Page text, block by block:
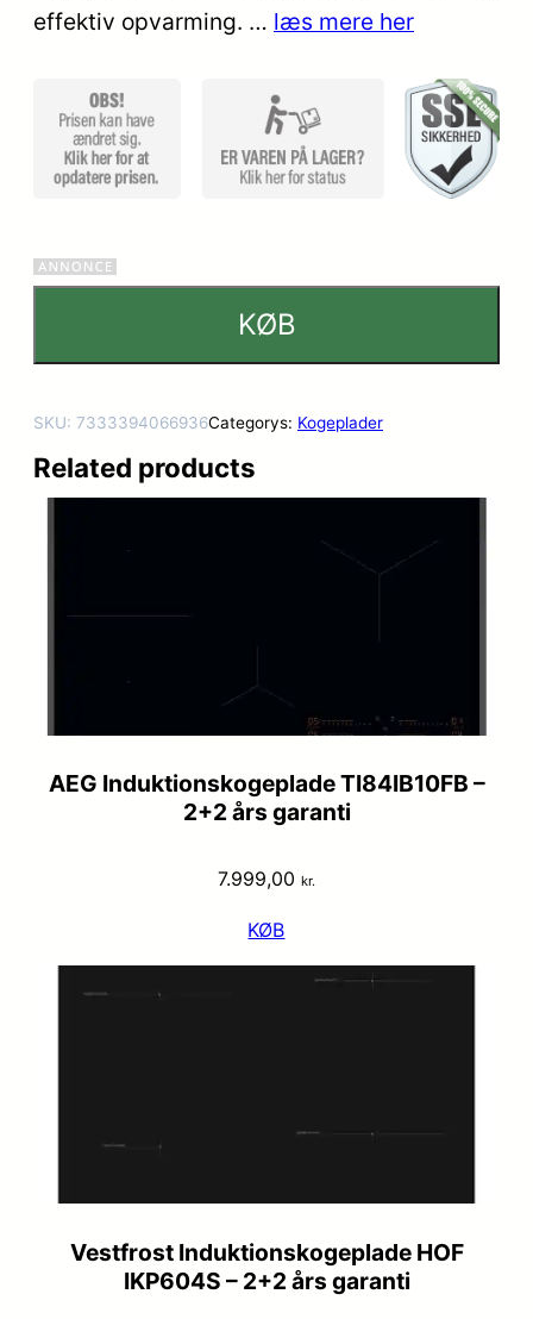
på
effektiv opvarming. … læs mere her
KØB
SKU: 7333394066936Categorys: Kogeplader
Related products
AEG Induktionskogeplade TI84IB10FB –
2+2 års garanti
7.999,00 kr.
KØB
Vestfrost Induktionskogeplade HOF
IKP604S – 2+2 års garanti